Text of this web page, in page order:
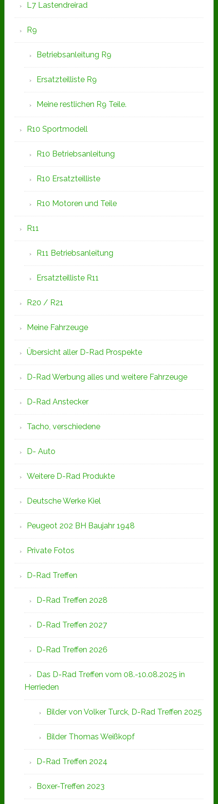
L7 Lastendreirad
R9
Betriebsanleitung R9
Ersatzteilliste R9
Meine restlichen R9 Teile.
R10 Sportmodell
R10 Betriebsanleitung
R10 Ersatzteilliste
R10 Motoren und Teile
R11
R11 Betriebsanleitung
Ersatzteilliste R11
R20 / R21
Meine Fahrzeuge
Übersicht aller D-Rad Prospekte
D-Rad Werbung alles und weitere Fahrzeuge
D-Rad Anstecker
Tacho, verschiedene
D- Auto
Weitere D-Rad Produkte
Deutsche Werke Kiel
Peugeot 202 BH Baujahr 1948
Private Fotos
D-Rad Treffen
D-Rad Treffen 2028
D-Rad Treffen 2027
D-Rad Treffen 2026
Das D-Rad Treffen vom 08.-10.08.2025 in
Herrieden
Bilder von Volker Turck, D-Rad Treffen 2025
Bilder Thomas Weißkopf
D-Rad Treffen 2024
Boxer-Treffen 2023